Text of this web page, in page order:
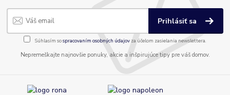
Prihlásiť sa
Súhlasím sospracovaním osobných údajov za účelom zasielania newslettera.
Nepremeškajte najnovšie ponuky, akcie a inšpirujúce tipy pre váš domov.